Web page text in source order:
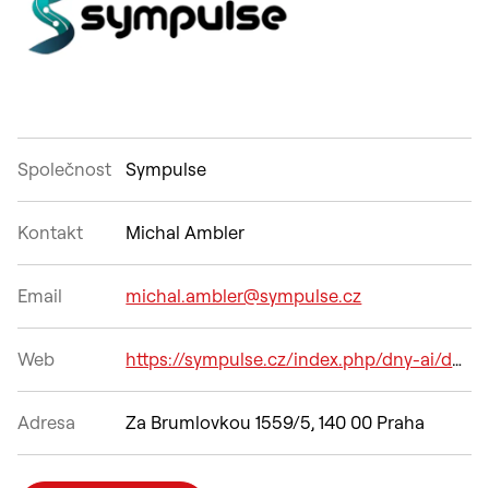
Společnost Sympulse
Kontakt Michal Ambler
Email michal.ambler@sympulse.cz
Web https://sympulse.cz/index.php/dny-ai/data_science_a_ai
Adresa Za Brumlovkou 1559/5, 140 00 Praha